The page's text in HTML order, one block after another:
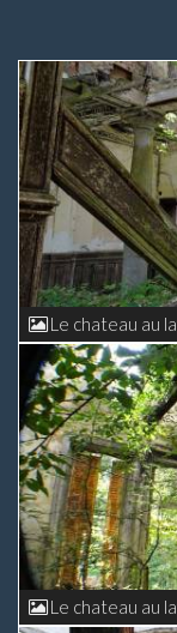
Le chateau au
Le chateau au